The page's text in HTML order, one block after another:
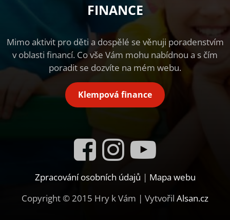
FINANCE
Mimo aktivit pro děti a dospělé se věnuji poradenstvím
v oblasti financí. Co vše Vám mohu nabídnou a s čím
poradit se dozvíte na mém webu.
Klempová finance
Zpracování osobních údajů | Mapa webu
Copyright © 2015 Hry k Vám | Vytvořil Alsan.cz